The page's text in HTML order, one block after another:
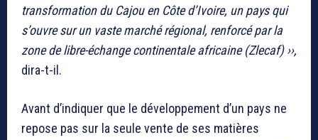
transformation du Cajou en Côte d’Ivoire, un pays qui
s’ouvre sur un vaste marché régional, renforcé par la
zone de libre-échange continentale africaine (Zlecaf) ››,
dira-t-il.
Avant d’indiquer que le développement d’un pays ne
repose pas sur la seule vente de ses matières